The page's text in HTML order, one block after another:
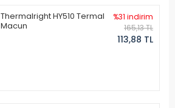
Thermalright HY510 Termal
Macun
%31 indirim
165,13 TL
113,88 TL